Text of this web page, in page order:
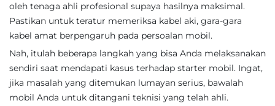
oleh tenaga ahli profesional supaya hasilnya maksimal.
Pastikan untuk teratur memeriksa kabel aki, gara-gara
kabel amat berpengaruh pada persoalan mobil.
Nah, itulah beberapa langkah yang bisa Anda melaksanakan
sendiri saat mendapati kasus terhadap starter mobil. Ingat,
jika masalah yang ditemukan lumayan serius, bawalah
mobil Anda untuk ditangani teknisi yang telah ahli.